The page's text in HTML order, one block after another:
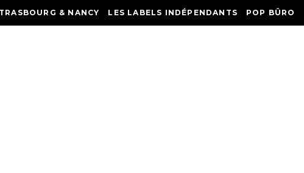
& NANCY LES LABELS INDÉPENDANTS POP BÜRO